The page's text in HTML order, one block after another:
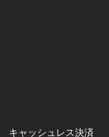
キャッシュレス決済